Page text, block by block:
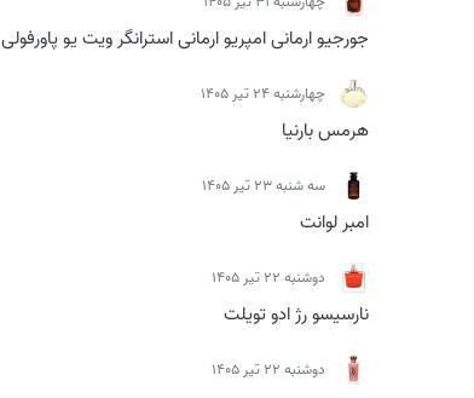
جورجیو ارمانی امپریو ارمانی استرانگر ویت یو پاورفولی
چهارشنبه 24 تیر 1405
هرمس بارنیا
سه شنبه 23 تیر 1405
امبر لوانت
دوشنبه 22 تیر 1405
نارسیسو رژ ادو تویلت
دوشنبه 22 تیر 1405